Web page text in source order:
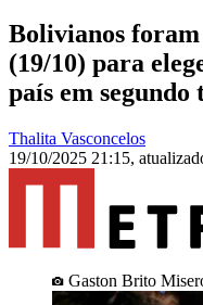
Bolivianos foram
(19/10) para
país em
Thalita Vasconcelos
19/10/2025 21:15,
Gaston Brito